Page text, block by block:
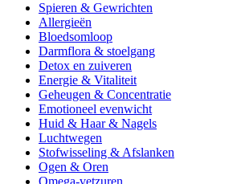
Spieren & Gewrichten
Allergieën
Bloedsomloop
Darmflora & stoelgang
Detox en zuiveren
Energie & Vitaliteit
Geheugen & Concentratie
Emotioneel evenwicht
Huid & Haar & Nagels
Luchtwegen
Stofwisseling & Afslanken
Ogen & Oren
Omega-vetzuren